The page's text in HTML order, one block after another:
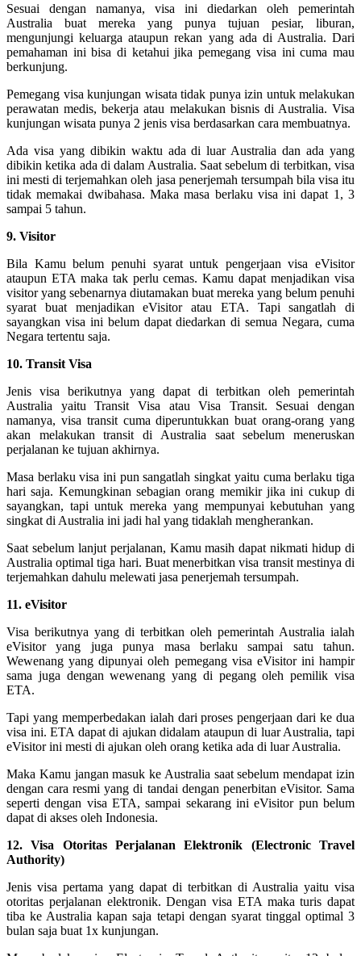
Sesuai dengan namanya, visa ini diedarkan oleh pemerintah
Australia buat mereka yang punya tujuan pesiar, liburan,
mengunjungi keluarga ataupun rekan yang ada di Australia. Dari
pemahaman ini bisa di ketahui jika pemegang visa ini cuma mau
berkunjung.
Pemegang visa kunjungan wisata tidak punya izin untuk melakukan
perawatan medis, bekerja atau melakukan bisnis di Australia. Visa
kunjungan wisata punya 2 jenis visa berdasarkan cara membuatnya.
Ada visa yang dibikin waktu ada di luar Australia dan ada yang
dibikin ketika ada di dalam Australia. Saat sebelum di terbitkan, visa
ini mesti di terjemahkan oleh jasa penerjemah tersumpah bila visa itu
tidak memakai dwibahasa. Maka masa berlaku visa ini dapat 1, 3
sampai 5 tahun.
9. Visitor
Bila Kamu belum penuhi syarat untuk pengerjaan visa eVisitor
ataupun ETA maka tak perlu cemas. Kamu dapat menjadikan visa
visitor yang sebenarnya diutamakan buat mereka yang belum penuhi
syarat buat menjadikan eVisitor atau ETA. Tapi sangatlah di
sayangkan visa ini belum dapat diedarkan di semua Negara, cuma
Negara tertentu saja.
10. Transit Visa
Jenis visa berikutnya yang dapat di terbitkan oleh pemerintah
Australia yaitu Transit Visa atau Visa Transit. Sesuai dengan
namanya, visa transit cuma diperuntukkan buat orang-orang yang
akan melakukan transit di Australia saat sebelum meneruskan
perjalanan ke tujuan akhirnya.
Masa berlaku visa ini pun sangatlah singkat yaitu cuma berlaku tiga
hari saja. Kemungkinan sebagian orang memikir jika ini cukup di
sayangkan, tapi untuk mereka yang mempunyai kebutuhan yang
singkat di Australia ini jadi hal yang tidaklah mengherankan.
Saat sebelum lanjut perjalanan, Kamu masih dapat nikmati hidup di
Australia optimal tiga hari. Buat menerbitkan visa transit mestinya di
terjemahkan dahulu melewati jasa penerjemah tersumpah.
11. eVisitor
Visa berikutnya yang di terbitkan oleh pemerintah Australia ialah
eVisitor yang juga punya masa berlaku sampai satu tahun.
Wewenang yang dipunyai oleh pemegang visa eVisitor ini hampir
sama juga dengan wewenang yang di pegang oleh pemilik visa
ETA.
Tapi yang memperbedakan ialah dari proses pengerjaan dari ke dua
visa ini. ETA dapat di ajukan didalam ataupun di luar Australia, tapi
eVisitor ini mesti di ajukan oleh orang ketika ada di luar Australia.
Maka Kamu jangan masuk ke Australia saat sebelum mendapat izin
dengan cara resmi yang di tandai dengan penerbitan eVisitor. Sama
seperti dengan visa ETA, sampai sekarang ini eVisitor pun belum
dapat di akses oleh Indonesia.
12. Visa Otoritas Perjalanan Elektronik (Electronic Travel
Authority)
Jenis visa pertama yang dapat di terbitkan di Australia yaitu visa
otoritas perjalanan elektronik. Dengan visa ETA maka turis dapat
tiba ke Australia kapan saja tetapi dengan syarat tinggal optimal 3
bulan saja buat 1x kunjungan.